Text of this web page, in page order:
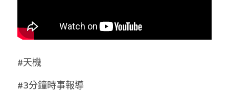
KOL 精選
#天機
#3分鐘時事報導